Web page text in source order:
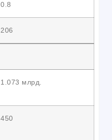
0.8
206
1.073 млрд.
450